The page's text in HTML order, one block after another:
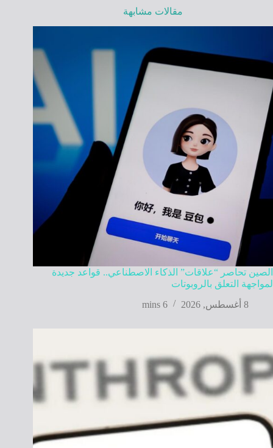
مقالات مشابهة
الصين تحاصر “علاقات” الذكاء الاصطناعي.. قواعد جديدة
لمواجهة التعلق بالروبوتات
8 أغسطس, 2026
6 mins